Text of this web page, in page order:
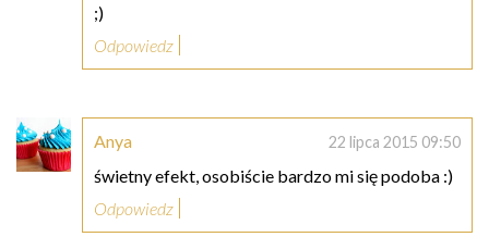
;)
Odpowiedz
Anya 22 lipca 2015 09:50
świetny efekt, osobiście bardzo mi się podoba :)
Odpowiedz